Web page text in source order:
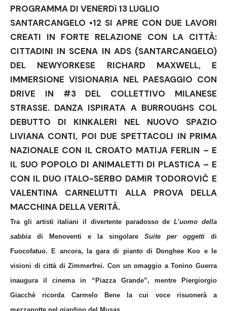
PROGRAMMA DI VENERDì 13 LUGLIO
SANTARCANGELO •12 SI APRE CON DUE LAVORI
CREATI IN FORTE RELAZIONE CON LA CITTÀ:
CITTADINI IN SCENA IN ADS (SANTARCANGELO)
DEL NEWYORKESE RICHARD MAXWELL, E
IMMERSIONE VISIONARIA NEL PAESAGGIO CON
DRIVE IN #3 DEL COLLETTIVO MILANESE
STRASSE. DANZA ISPIRATA A BURROUGHS COL
DEBUTTO DI KINKALERI NEL NUOVO SPAZIO
LIVIANA CONTI, POI DUE SPETTACOLI IN PRIMA
NAZIONALE CON IL CROATO MATIJA FERLIN – E
IL SUO POPOLO DI ANIMALETTI DI PLASTICA – E
CON IL DUO ITALO-SERBO DAMIR TODOROVIĆ E
VALENTINA CARNELUTTI ALLA PROVA DELLA
MACCHINA DELLA VERITÀ.
Tra gli artisti italiani il divertente paradosso deL’uomo della
sabbia di Menoventi e la singolare Suite per oggetti di
Fuocofatuo. E ancora, la gara di pianto di
Donghee Koo e le
visioni di città di Zimmerfrei. Con un omaggio a Tonino Guerra
inaugura il cinema in “Piazza Grande”, mentre Piergiorgio
Giacchè ricorda Carmelo Bene la cui voce risuonerà a